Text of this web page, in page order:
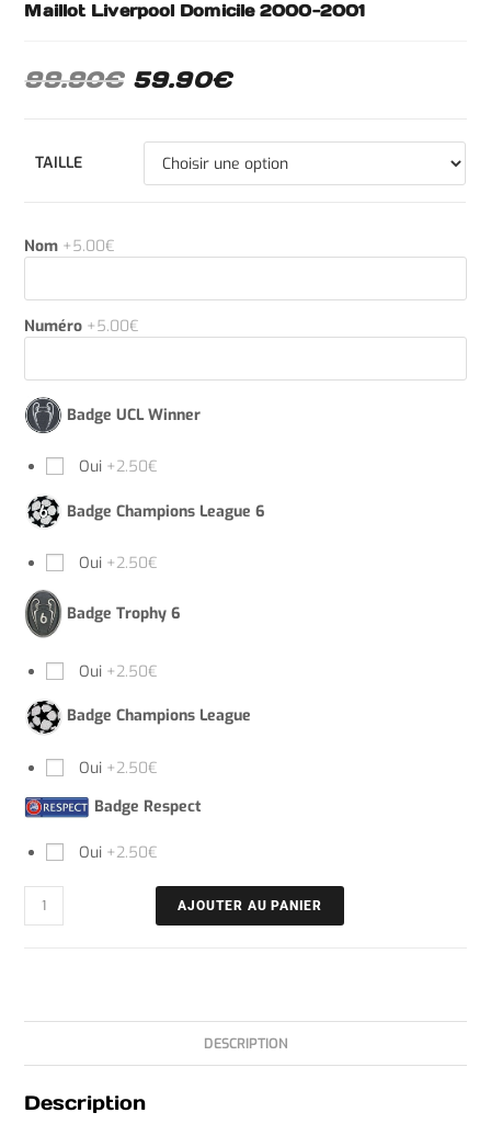
Maillot Liverpool Domicile 2000-2001
99.90€ 59.90€
TAILLE
Nom +5.00€
Numéro +5.00€
Badge UCL Winner
Oui +2.50€
Badge Champions League 6
Oui +2.50€
Badge Trophy 6
Oui +2.50€
Badge Champions League
Oui +2.50€
Badge Respect
Oui +2.50€
AJOUTER AU PANIER
DESCRIPTION
Description